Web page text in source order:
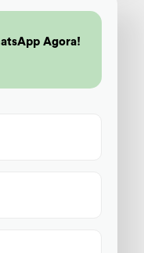
Agora!